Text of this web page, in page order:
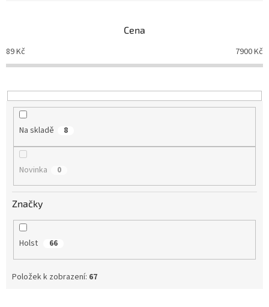
o
d
k
t
Cena
89Kč 7900Kč
Na skladě 8
Novinka 0
Značky
Holst 66
Položek k zobrazení: 67